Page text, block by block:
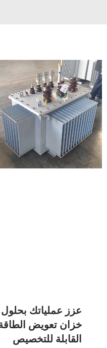
عزز عملياتك بحلول
خزان تعويض الطاقة
القابلة للتخصيص